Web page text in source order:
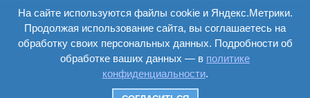
образования и
консалтинга"
Волгоград 2008-
2026
вход
регистрация
Версия
сайта для
слабовидящих
На сайте используются файлы cookie и Яндекс.Метрики.
Продолжая использование сайта, вы соглашаетесь на
обработку своих персональных данных. Подробности об
обработке ваших данных — в политике
конфиденциальности.